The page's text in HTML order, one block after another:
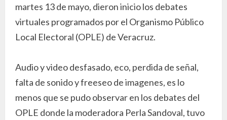
martes 13 de mayo, dieron inicio los debates
virtuales programados por el Organismo Público
Local Electoral (OPLE) de Veracruz.
Audio y video desfasado, eco, perdida de señal,
falta de sonido y freeseo de imagenes, es lo
menos que se pudo observar en los debates del
OPLE donde la moderadora Perla Sandoval, tuvo